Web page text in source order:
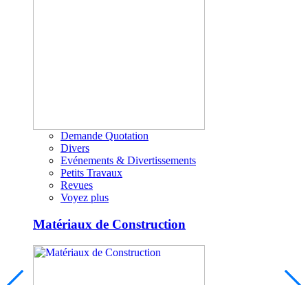
Demande Quotation
Divers
Evénements & Divertissements
Petits Travaux
Revues
Voyez plus
Matériaux de Construction